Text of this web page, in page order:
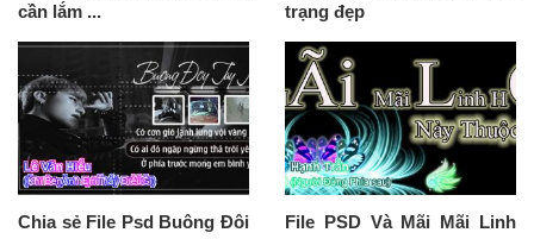
cần lắm ...
trạng đẹp
Chia sẻ File Psd Buông Đôi
File PSD Và Mãi Mãi Linh